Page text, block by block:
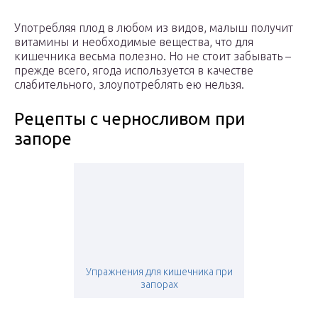
Употребляя плод в любом из видов, малыш получит
витамины и необходимые вещества, что для
кишечника весьма полезно. Но не стоит забывать –
прежде всего, ягода используется в качестве
слабительного, злоупотреблять ею нельзя.
Рецепты с черносливом при
запоре
Упражнения для кишечника при
запорах